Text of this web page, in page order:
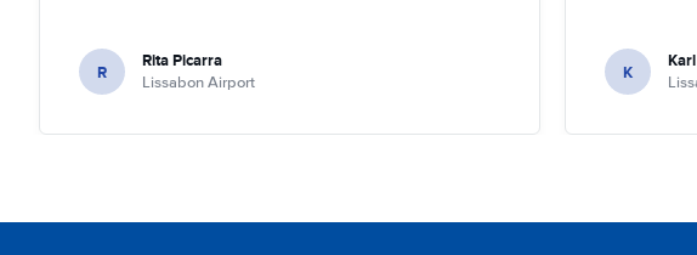
R Rita Picarra
Lissabon Airport K